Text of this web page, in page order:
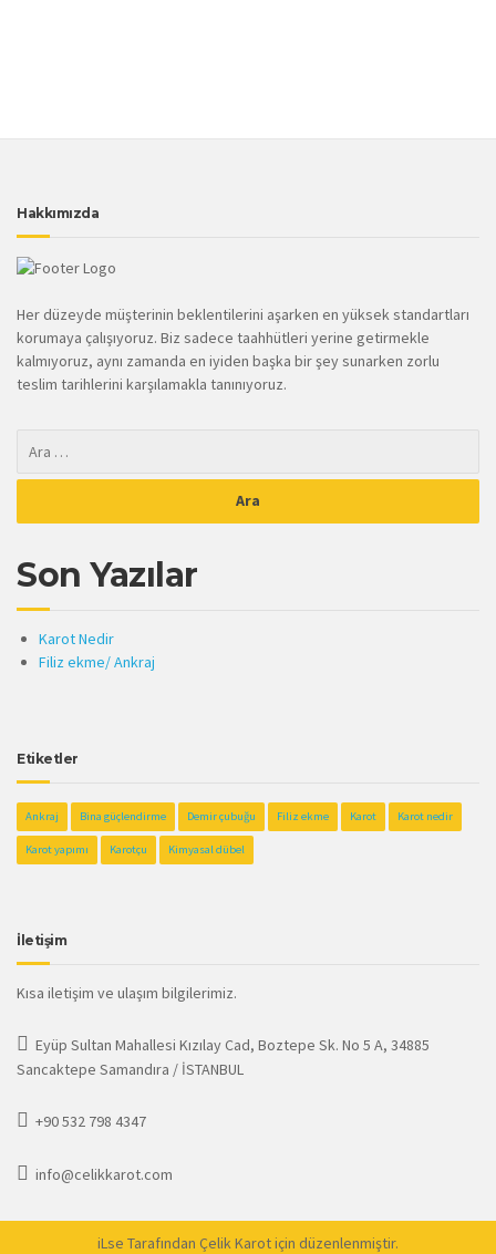
Hakkımızda
Her düzeyde müşterinin beklentilerini aşarken en yüksek standartları
korumaya çalışıyoruz. Biz sadece taahhütleri yerine getirmekle
kalmıyoruz, aynı zamanda en iyiden başka bir şey sunarken zorlu
teslim tarihlerini karşılamakla tanınıyoruz.
Son Yazılar
Karot Nedir
Filiz ekme/ Ankraj
Etiketler
Ankraj Bina güçlendirme Demir çubuğu Filiz ekme Karot Karot nedir
Karot yapımı Karotçu Kimyasal dübel
İletişim
Kısa iletişim ve ulaşım bilgilerimiz.
Eyüp Sultan Mahallesi Kızılay Cad, Boztepe Sk. No 5 A, 34885
Sancaktepe Samandıra / İSTANBUL
+90 532 798 4347
info@celikkarot.com
iLse Tarafından Çelik Karot için düzenlenmiştir.